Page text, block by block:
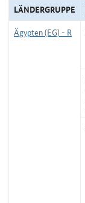
LÄNDERGRUPPE
Ägypten (EG) - R